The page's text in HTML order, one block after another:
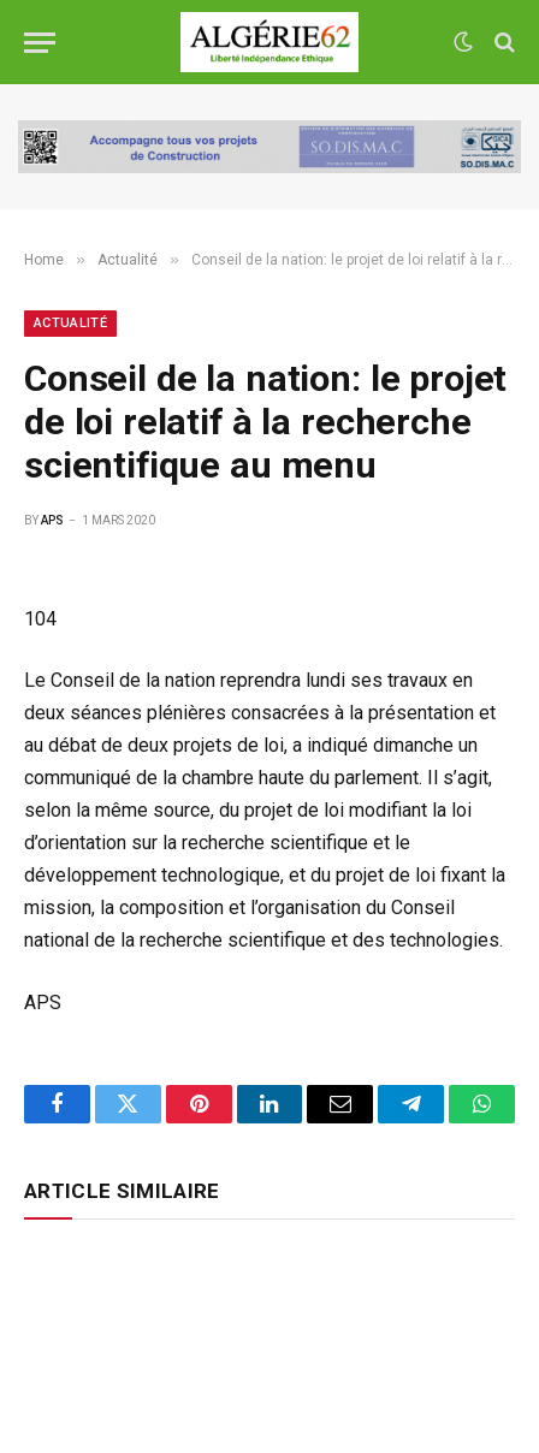
Home » Actualité » Conseil de la nation: le projet de loi relatif à la recherche scientifique au menu
ACTUALITÉ
Conseil de la nation: le projet
de loi relatif à la recherche
scientifique au menu
BYAPS 1 MARS 2020
104
Le Conseil de la nation reprendra lundi ses travaux en
deux séances plénières consacrées à la présentation et
au débat de deux projets de loi, a indiqué dimanche un
communiqué de la chambre haute du parlement. Il s’agit,
selon la même source, du projet de loi modifiant la loi
d’orientation sur la recherche scientifique et le
développement technologique, et du projet de loi fixant la
mission, la composition et l’organisation du Conseil
national de la recherche scientifique et des technologies.
APS
FacebookTwitter PinterestLinkedInEmail Telegram
ARTICLE SIMILAIRE